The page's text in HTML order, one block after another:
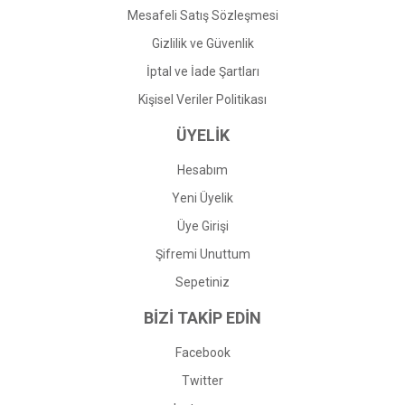
Mesafeli Satış Sözleşmesi
Gizlilik ve Güvenlik
İptal ve İade Şartları
Kişisel Veriler Politikası
ÜYELİK
Hesabım
Yeni Üyelik
Üye Girişi
Şifremi Unuttum
Sepetiniz
BİZİ TAKİP EDİN
Facebook
Twitter